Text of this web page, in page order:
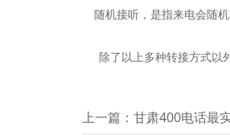
随机接听，是指来电会随
除了以上多种转接方式以
上一篇：